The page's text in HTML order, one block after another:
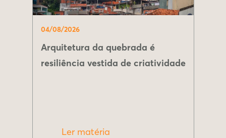
04/08/2026
Arquitetura da quebrada é
resiliência vestida de criatividade
Ler matéria